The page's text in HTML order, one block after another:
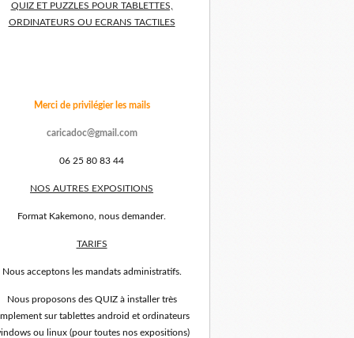
QUIZ ET PUZZLES POUR TABLETTES,
ORDINATEURS OU ECRANS TACTILES
Merci de privilégier les mails
caricadoc@gmail.com
06 25 80 83 44
NOS AUTRES EXPOSITIONS
Format Kakemono, nous demander.
TARIFS
Nous acceptons les mandats administratifs.
Nous proposons des QUIZ à installer très
sur tablettes android et ordinateurs
ou linux (pour toutes nos expositions)